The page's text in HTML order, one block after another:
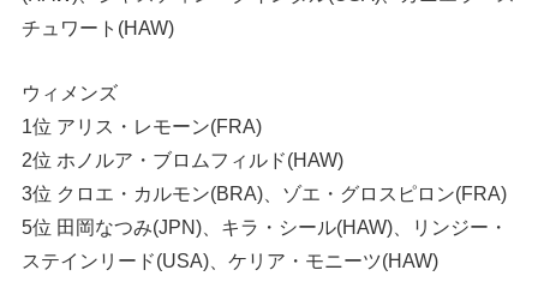
チュワート(HAW)
ウィメンズ
1位 アリス・レモーン(FRA)
2位 ホノルア・ブロムフィルド(HAW)
3位 クロエ・カルモン(BRA)、ゾエ・グロスピロン(FRA)
5位 田岡なつみ(JPN)、キラ・シール(HAW)、リンジー・
ステインリード(USA)、ケリア・モニーツ(HAW)